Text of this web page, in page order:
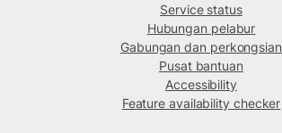
Service status
Hubungan pelabur
Gabungan dan perkongsian
Pusat bantuan
Accessibility
Feature availability checker